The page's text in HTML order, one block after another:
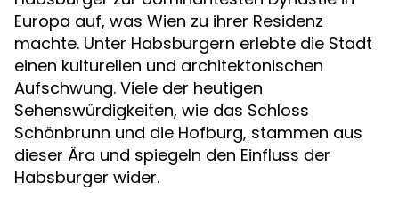
Europa auf, was Wien zu ihrer Residenz
machte. Unter Habsburgern erlebte die Stadt
einen kulturellen und architektonischen
Aufschwung. Viele der heutigen
Sehenswürdigkeiten, wie das Schloss
Schönbrunn und die Hofburg, stammen aus
dieser Ära und spiegeln den Einfluss der
Habsburger wider.